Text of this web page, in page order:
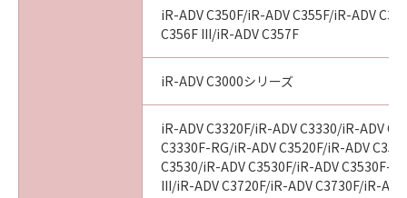
(2)キヤノン、キヤノンのライセンサー、キヤノ
ンの子会社、それらの販売代理店および販売店
は、「許諾ソフトウェア」の使用または使用不
能から生ずるいかなる損害（逸失利益およびそ
の他の派生的または付随的な損害を含むがこれ
らに限定されない全ての損害を言います。）に
ついて、適用法で認められる限り、一切の責任
を負わないものとします。たとえ、キヤノン、
キヤノンのライセンサー、キヤノンの子会社、
iR-ADV C350F/iR-ADV C355F/iR-ADV
C356F III/iR-ADV C357F
iR-ADV C3000シリーズ
iR-ADV C3320F/iR-ADV C3330/iR-ADV
C3330F-RG/iR-ADV C3520F/iR-ADV
C3530/iR-ADV C3530F/iR-ADV C3530F-
III/iR-ADV C3720F/iR-ADV C3730F/iR-